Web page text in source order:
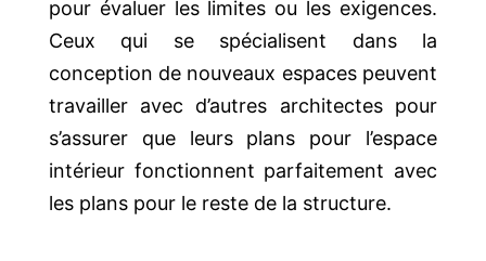
pour évaluer les limites ou les exigences.
Ceux qui se spécialisent dans la
conception de nouveaux espaces peuvent
travailler avec d’autres architectes pour
s’assurer que leurs plans pour l’espace
intérieur fonctionnent parfaitement avec
les plans pour le reste de la structure.